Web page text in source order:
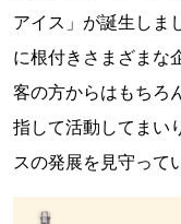
アイス」が誕生しま
に根付きさまざまな
客の方からはもちろ
指して活動してまい
スの発展を見守って